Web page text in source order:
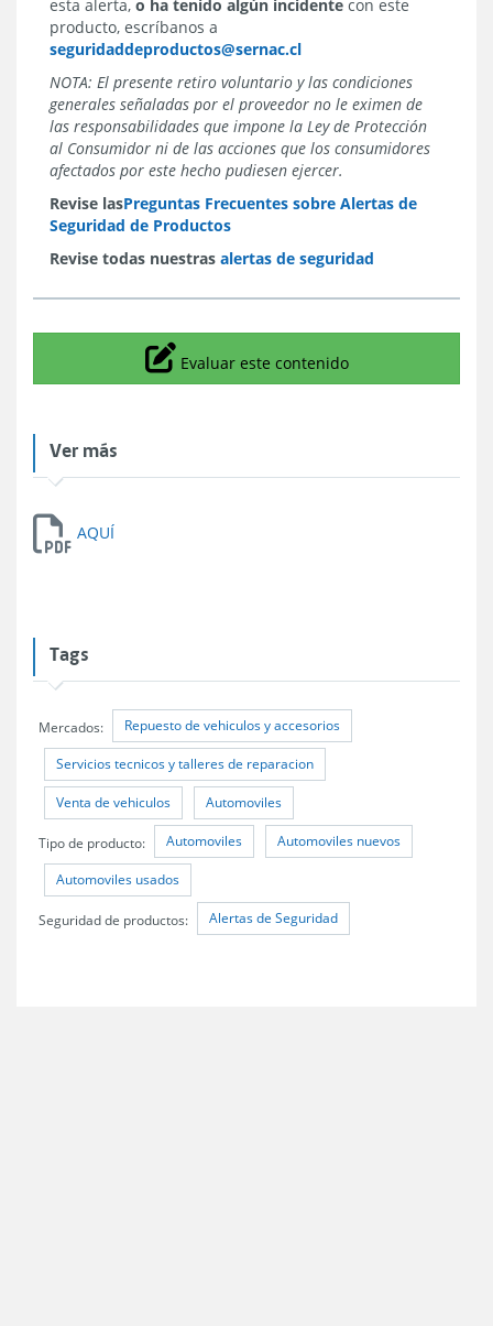
esta alerta, o ha tenido algún incidente con este
producto, escríbanos a
seguridaddeproductos@sernac.cl
NOTA: El presente retiro voluntario y las condiciones
generales señaladas por el proveedor no le eximen de
las responsabilidades que impone la Ley de Protección
al Consumidor ni de las acciones que los consumidores
afectados por este hecho pudiesen ejercer.
Revise lasPreguntas Frecuentes sobre Alertas de
Seguridad de Productos
Revise todas nuestras alertas de seguridad
Icono
Evaluar este contenido
Ver más
AQUÍ
Tags
Mercados: Repuesto de vehiculos y accesorios
Servicios tecnicos y talleres de reparacion
Venta de vehiculos Automoviles
Tipo de producto: Automoviles Automoviles nuevos
Automoviles usados
Seguridad de productos: Alertas de Seguridad